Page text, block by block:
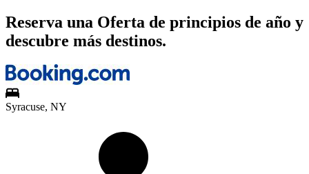
Reserva una Oferta de principios de año y
descubre más destinos.
Syracuse, NY